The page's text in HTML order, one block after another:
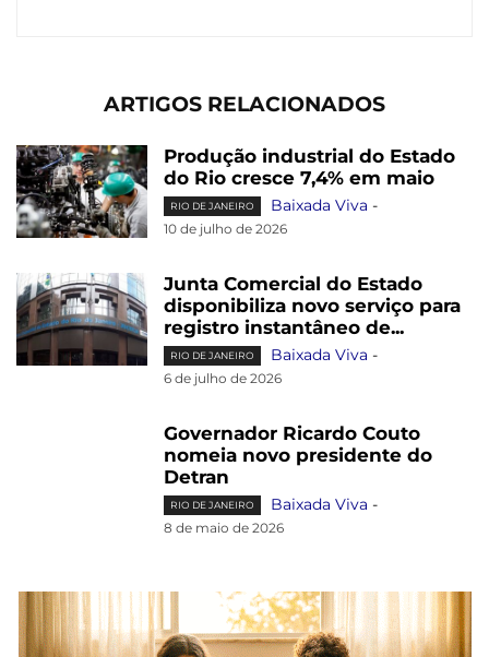
ARTIGOS RELACIONADOS
Produção industrial do Estado
do Rio cresce 7,4% em maio
RIO DE JANEIRO Baixada Viva -
10 de julho de 2026
Junta Comercial do Estado
disponibiliza novo serviço para
registro instantâneo de...
RIO DE JANEIRO Baixada Viva -
6 de julho de 2026
Governador Ricardo Couto
nomeia novo presidente do
Detran
RIO DE JANEIRO Baixada Viva -
8 de maio de 2026